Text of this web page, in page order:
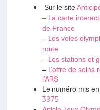
Sur le site
– La carte
de-France
– Les voies
route
– Les stations et
– L’offre de
l’ARS
Le numéro mis
3975